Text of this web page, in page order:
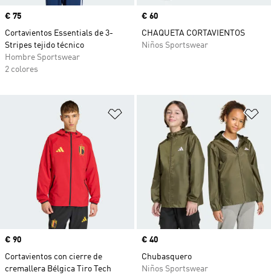
Precio
€ 75
Cortavientos Essentials de 3-
Stripes tejido técnico
Hombre Sportswear
2 colores
Precio
€ 60
CHAQUETA CORTAVIENTOS
Niños Sportswear
Añadir a la lista de deseos
Precio
€ 90
Cortavientos con cierre de
cremallera Bélgica Tiro Tech
Precio
€ 40
Chubasquero
Niños Sportswear